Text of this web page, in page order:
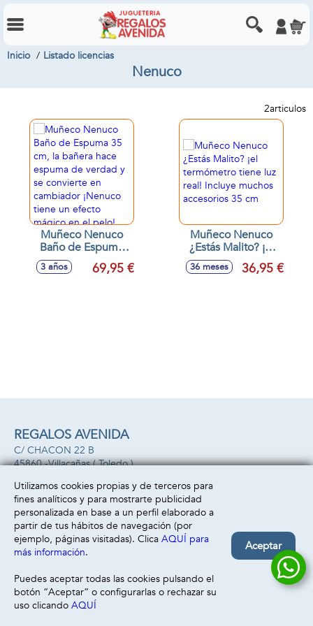
Inicio Listado licencias
Nenuco
2articulos
Muñeco Nenuco
Baño de Espuma
35 cm, la bañera
hace espuma de
3 años 69,95 €
Muñeco Nenuco
¿Estás Malito? ¡el
termómetro tiene
luz real! Incluye
36 meses 36,95 €
Filtrar
REGALOS AVENIDA
C/ CHACON 22 B
45860 -Villacañas( Toledo )
Información
Aviso legal
Política de privacidad
Política de cookies
Atención al cliente
Envío y devolución
Utilizamos cookies propias y de terceros para
fines analíticos y para mostrarte publicidad
personalizada en base a un perfil elaborado a
partir de tus hábitos de navegación (por
ejemplo, páginas visitadas). Clica AQUÍ para
más información.
Puedes aceptar todas las cookies pulsando el
botón “Aceptar” o configurarlas o rechazar su
uso clicando AQUÍ
Aceptar